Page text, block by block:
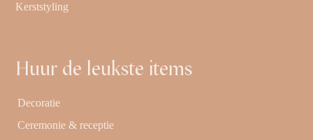
Kerststyling
Huur de leukste items
Decoratie
Ceremonie & receptie